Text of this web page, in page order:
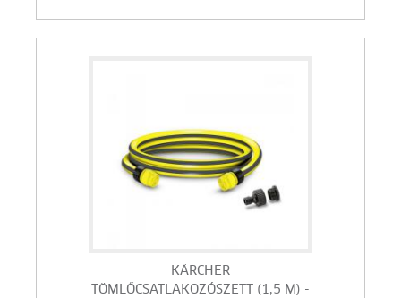
KÄRCHER
TÖMLŐCSATLAKOZÓSZETT (1,5 M) -